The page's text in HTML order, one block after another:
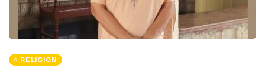
RELIGION